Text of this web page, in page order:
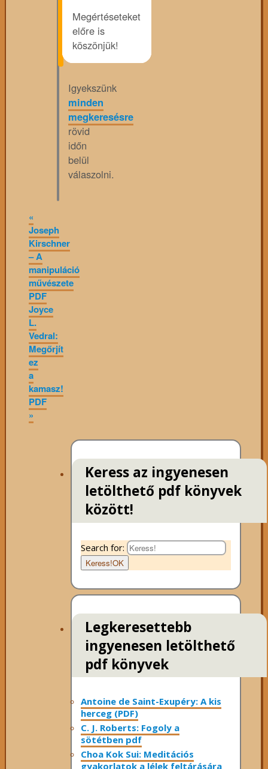
Megértéseteket
előre is
köszönjük!
Igyekszünk
minden
megkeresésre
rövid
időn
belül
válaszolni.
«
Joseph
Kirschner
– A
manipuláció
művészete
PDF
Joyce
L.
Vedral:
Megőrjít
ez
a
kamasz!
PDF
»
Keress az ingyenesen
letölthető pdf könyvek
között!
Search for:
Keress!OK
Legkeresettebb
ingyenesen letölthető
pdf könyvek
Antoine de Saint-Exupéry: A kis
herceg (PDF)
C. J. Roberts: Fogoly a
sötétben pdf
Choa Kok Sui: Meditációs
gyakorlatok a lélek feltárására